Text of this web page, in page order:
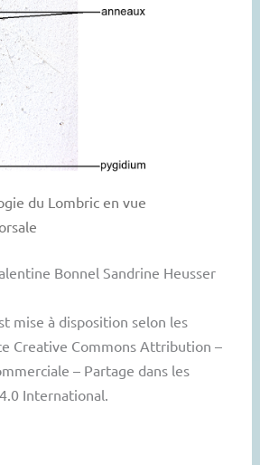
du Lombric en vue
Bonnel Sandrine Heusser
mise à disposition selon les
Creative Commons Attribution –
– Partage dans les
International.